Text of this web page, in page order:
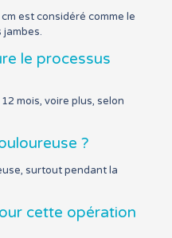
est considéré comme le
jambes.
le processus
mois, voire plus, selon
?
surtout pendant la
cette opération